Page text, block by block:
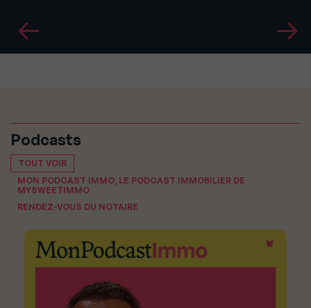
Podcasts
TOUT VOIR
MON PODCAST IMMO, LE PODCAST IMMOBILIER DE
MYSWEETIMMO
RENDEZ-VOUS DU NOTAIRE